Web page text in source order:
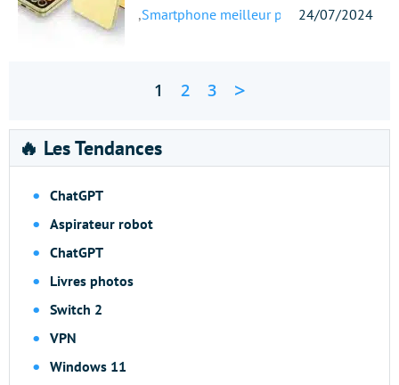
,Smartphone meilleur prix 24/07/2024
1 2 3 >
🔥 Les Tendances
ChatGPT
Aspirateur robot
ChatGPT
Livres photos
Switch 2
VPN
Windows 11